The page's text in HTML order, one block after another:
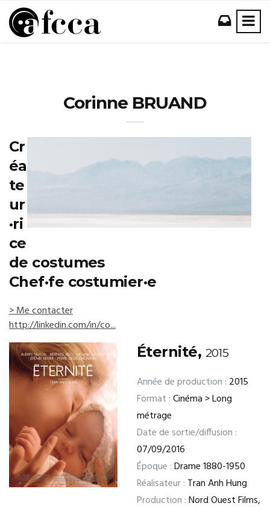
Corinne BRUAND
Cr
éa
te
ur
·ri
ce
de costumes
Chef·fe costumier·e
> Me contacter
http://linkedin.com/in/co...
Éternité, 2015
Année de production : 2015
Format :Cinéma > Long
métrage
Date de sortie/diffusion :
07/09/2016
Époque :Drame 1880-1950
Réalisateur : Tran Anh Hung
Production :Nord Ouest Films,